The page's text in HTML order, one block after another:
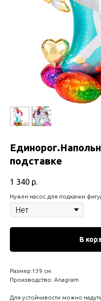
подставке
1 340 р.
Нужен насос для подкачки
В
Размер:139 см
Производство: Anagram
Для устойчивости можно